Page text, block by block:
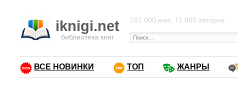
iknigi.net
библиотека книг
282 000 книг, 71 000 авторов
ВСЕ НОВИНКИ ТОП ЖАНРЫ